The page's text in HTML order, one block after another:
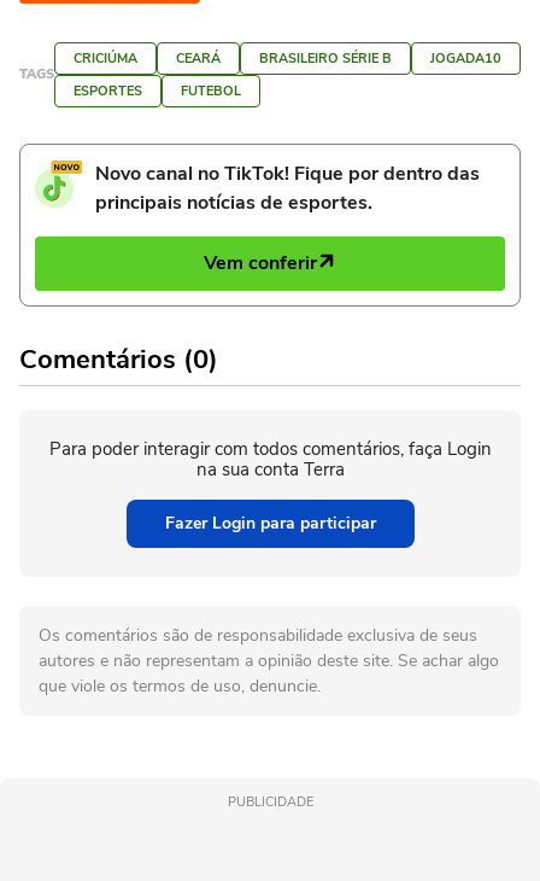
TAGS
CRICIÚMA CEARÁ BRASILEIRO SÉRIE B
JOGADA10
ESPORTES
FUTEBOL
Novo canal no TikTok! Fique por dentro das
principais notícias de esportes.
Vem conferir
Comentários (0)
Para poder interagir com todos comentários, faça Login
na sua conta Terra
Fazer Login para participar
Os comentários são de responsabilidade exclusiva de seus
autores e não representam a opinião deste site. Se achar algo
que viole os termos de uso, denuncie.
PUBLICIDADE